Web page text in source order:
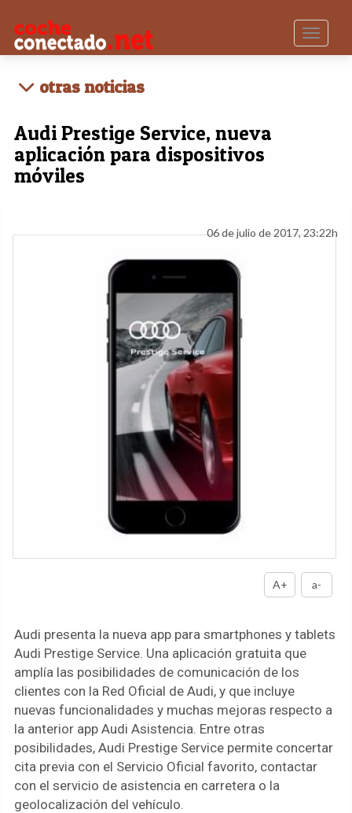
Toggle
otras noticias
Audi Prestige Service, nueva
aplicación para dispositivos
móviles
06 de julio de 2017, 23:22h
A+ a-
Audi presenta la nueva app para smartphones y tablets
Audi Prestige Service. Una aplicación gratuita que
amplía las posibilidades de comunicación de los
clientes con la Red Oficial de Audi, y que incluye
nuevas funcionalidades y muchas mejoras respecto a
la anterior app Audi Asistencia. Entre otras
posibilidades, Audi Prestige Service permite concertar
cita previa con el Servicio Oficial favorito, contactar
con el servicio de asistencia en carretera o la
geolocalización del vehículo.